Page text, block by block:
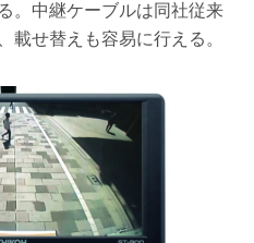
。中継ケーブルは同社従来
せ替えも容易に行える。